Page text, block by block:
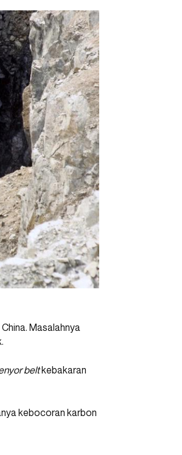
Masalahnya
beltkebakaran
kebocoran karbon